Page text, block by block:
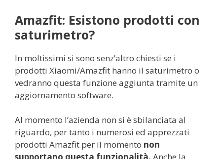
Amazfit: Esistono prodotti con
saturimetro?
In moltissimi si sono senz’altro chiesti se i
prodotti Xiaomi/Amazfit hanno il saturimetro o
vedranno questa funzione aggiunta tramite un
aggiornamento software.
Al momento l’azienda non si è sbilanciata al
riguardo, per tanto i numerosi ed apprezzati
prodotti Amazfit per il momento non